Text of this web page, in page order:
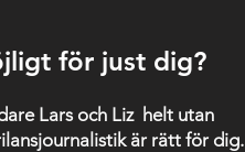
för just dig?
Lars och Liz helt utan
är rätt för dig.